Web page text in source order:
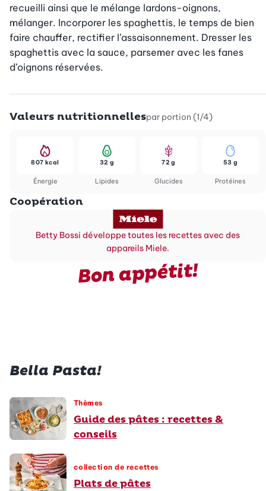
recueilli ainsi que le mélange lardons-oignons,
mélanger. Incorporer les spaghettis, le temps de bien
faire chauffer, rectifier l’assaisonnement. Dresser les
spaghettis avec la sauce, parsemer avec les fanes
d’oignons réservées.
Valeurs nutritionnellespar portion (1/4)
Énergie
807 kcal
Lipides
32 g
Glucides
72 g
Protéines
53 g
Coopération
Betty Bossi développe toutes les recettes avec des
appareils Miele.
Bon appétit!
Bella Pasta!
Thèmes
Guide des pâtes : recettes &
conseils
collection de recettes
Plats de pâtes